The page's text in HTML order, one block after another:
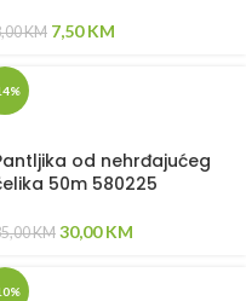
KM 7,50KM
od nehrđajućeg
50m 580225
KM 30,00KM